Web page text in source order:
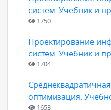
систем. Учебник и
1750
Проектирование
систем. Учебник и
1704
оптимизация.
1653